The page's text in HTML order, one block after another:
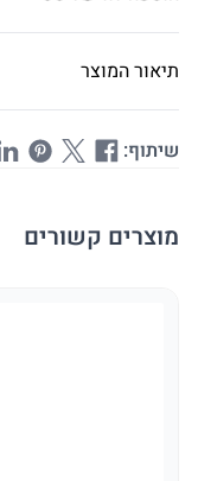
תיאור המוצר
שיתוף:
מוצרים קשורים